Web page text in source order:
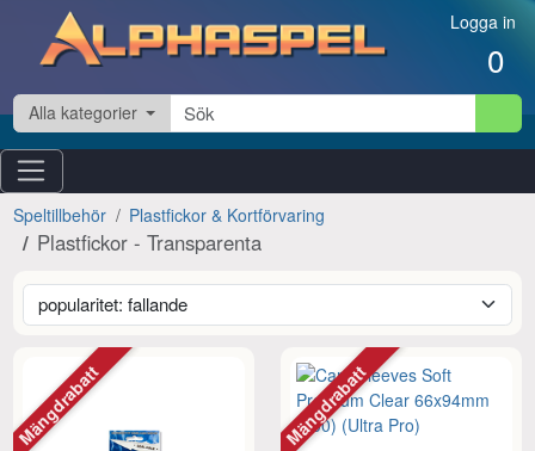
Hoppa till innehåll Logga in
0
Alla kategorier
Speltillbehör Plastfickor & Kortförvaring
Plastfickor - Transparenta
Mängdrabatt Mängdrabatt